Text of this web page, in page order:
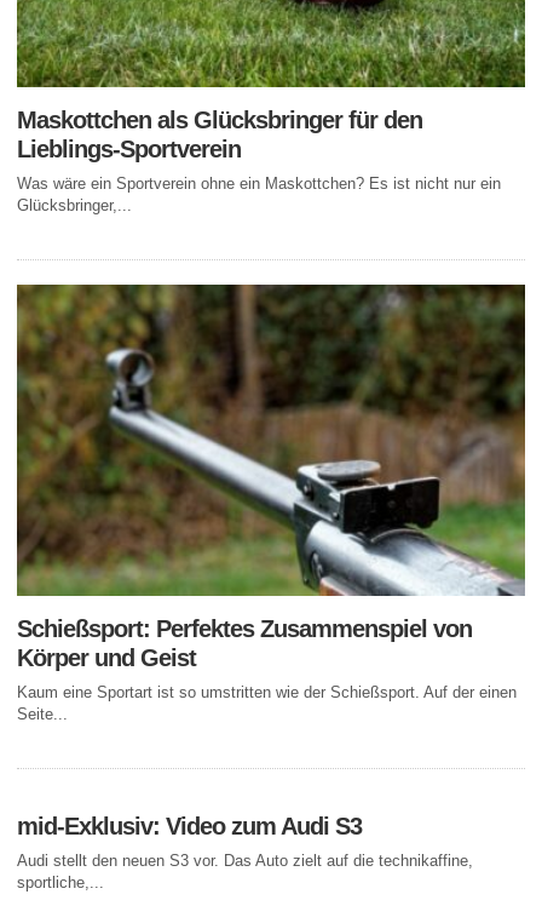
Maskottchen als Glücksbringer für den
Lieblings-Sportverein
Was wäre ein Sportverein ohne ein Maskottchen? Es ist nicht nur ein
Glücksbringer,...
Schießsport: Perfektes Zusammenspiel von
Körper und Geist
Kaum eine Sportart ist so umstritten wie der Schießsport. Auf der einen
Seite...
mid-Exklusiv: Video zum Audi S3
Audi stellt den neuen S3 vor. Das Auto zielt auf die technikaffine,
sportliche,...